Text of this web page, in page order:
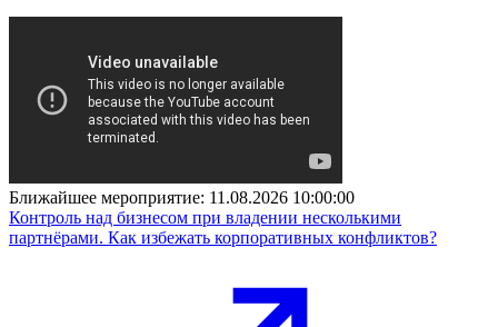
Ближайшее мероприятие: 11.08.2026 10:00:00
Контроль над бизнесом при владении несколькими
партнёрами. Как избежать корпоративных конфликтов?